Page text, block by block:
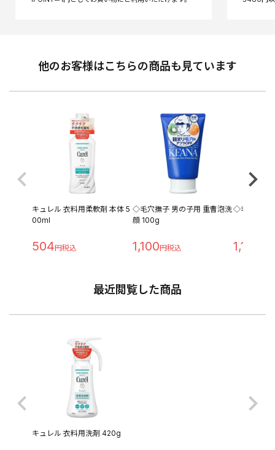
他のお客様はこちらの商品も見ています
キュレル 衣料用柔軟剤 本体 5
00ml
504
◇毛穴撫子 男の子用 重曹泡洗
顔 100g
1,100
◇毛穴撫子
1,100
最近閲覧した商品
キュレル 衣料用洗剤 420g